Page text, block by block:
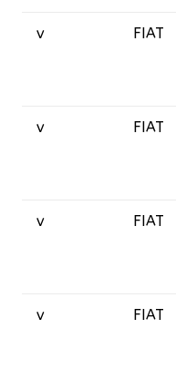
v FIAT
v FIAT
v FIAT
v FIAT